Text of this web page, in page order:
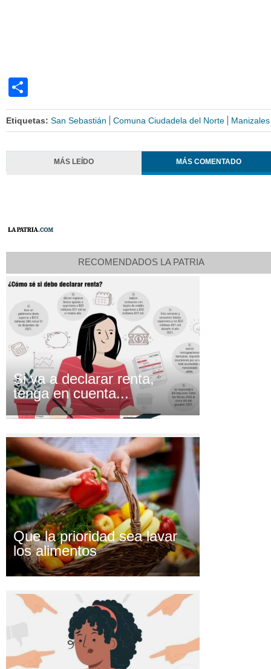
Etiquetas: San Sebastián Comuna Ciudadela del Norte Manizales
MÁS LEÍDO MÁS COMENTADO
RECOMENDADOS LA PATRIA
Si va a declarar renta,
tenga en cuenta...
Que la prioridad sea lavar
los alimentos